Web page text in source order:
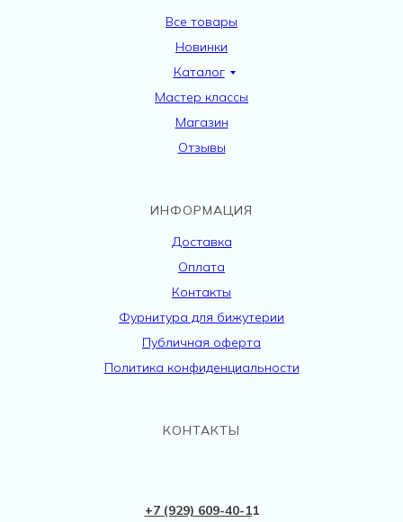
Все товары
Новинки
Каталог
Мастер классы
Магазин
Отзывы
ИНФОРМАЦИЯ
Доставка
Оплата
Контакты
Фурнитура для бижутерии
Публичная оферта
Политика конфиденциальности
КОНТАКТЫ
+7 (929) 609-40-11